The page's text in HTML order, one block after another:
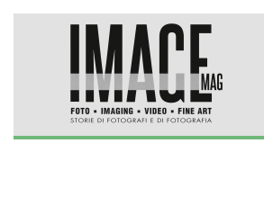
Skip to main content